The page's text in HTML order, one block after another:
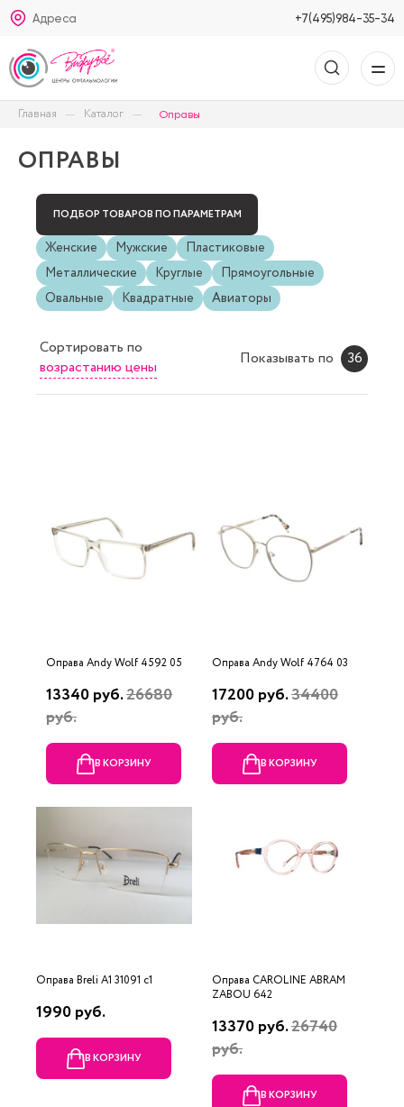
Адреса +7(495)984-35-34
Главная Каталог Оправы
ОПРАВЫ
ПОДБОР ТОВАРОВ ПО ПАРАМЕТРАМ
Женские Мужские
Пластиковые
Металлические
Круглые
Прямоугольные
Овальные
Квадратные Авиаторы
Сортировать по
возрастанию цены
Показывать по 36
Оправа Andy Wolf 4592 05
13340 руб.26680
руб.
В КОРЗИНУ
Оправа Andy Wolf 4764 03
17200 руб.34400
руб.
В КОРЗИНУ
Оправа Breli A1 31091 c1
1990 руб.
В КОРЗИНУ
Оправа CAROLINE ABRAM
ZABOU 642
13370 руб.26740
руб.
В КОРЗИНУ